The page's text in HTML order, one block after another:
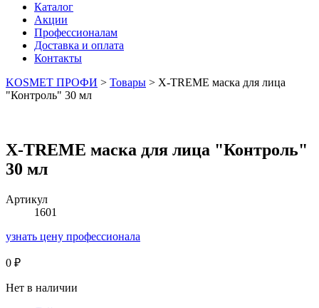
Каталог
Акции
Профессионалам
Доставка и оплата
Контакты
KOSMET ПРОФИ > Товары > X-TREME маска для лица
"Контроль" 30 мл
X-TREME маска для лица "Контроль"
30 мл
Артикул
1601
узнать цену профессионала
0 ₽
Нет в наличии